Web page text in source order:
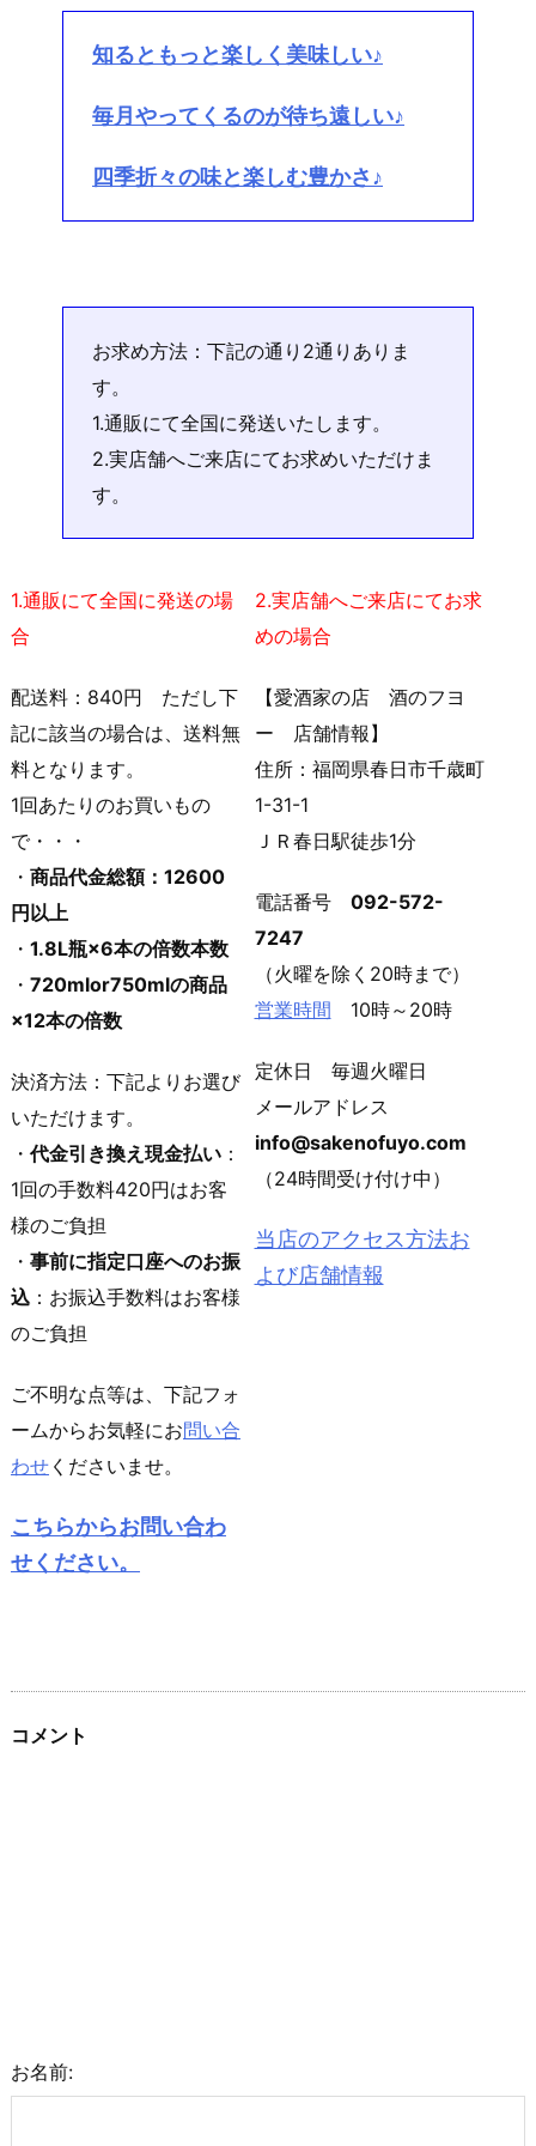
知るともっと楽しく美味しい♪
毎月やってくるのが待ち遠しい♪
四季折々の味と楽しむ豊かさ♪
お求め方法：下記の通り2通りありま
す。
1.通販にて全国に発送いたします。
2.実店舗へご来店にてお求めいただけま
す。
1.通販にて全国に発送の場
合
配送料：840円 ただし下
記に該当の場合は、送料無
料となります。
1回あたりのお買いもの
で・・・
・ 商品代金総額：12600
円以上
・ 1.8L瓶×6本の倍数本数
・ 720mlor750mlの商品
×12本の倍数
決済方法：下記よりお選び
いただけます。
・ 代金引き換え現金払い ：
1回の手数料420円はお客
様のご負担
・ 事前に指定口座へのお振
込 ：お振込手数料はお客様
のご負担
ご不明な点等は、下記フォ
ームからお気軽にお問い合
わせ くださいませ。
こちらからお問い合わ
せください。
2.実店舗へご来店にてお求
めの場合
【愛酒家の店 酒のフヨ
ー 店舗情報】
住所：福岡県春日市千歳町
1-31-1
ＪＲ春日駅徒歩1分
電話番号 092-572-
7247
（火曜を除く20時まで）
営業時間 10時～20時
定休日 毎週火曜日
メールアドレス
info@sakenofuyo.com
（24時間受け付け中）
当店のアクセス方法お
よび店舗情報
コメント
お名前: